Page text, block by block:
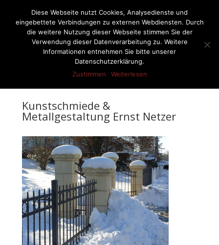
Seite wählen
Kunstschmiede &
Metallgestaltung Ernst Netzer
Diese Webseite nutzt Cookies, Analysedienste und
eingebettete Verbindungen zu externen Webdiensten. Durch
die weitere Nutzung dieser Webseite stimmen Sie der
Verwendung dieser Datenverarbeitung zu. Weitere
Informationen entnehmen Sie bitte unserer
Datenschutzerklärung.
Zustimmen
Weiterlesen